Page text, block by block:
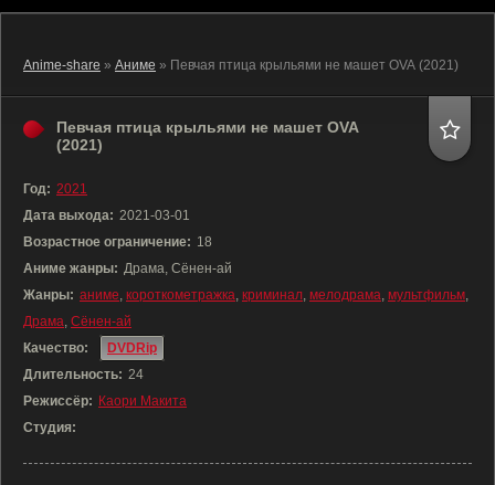
Anime-share » Аниме » Певчая птица крыльями не машет OVA (2021)
Певчая птица крыльями не машет OVA
(2021)
Год: 2021
Дата выхода: 2021-03-01
Возрастное ограничение: 18
Аниме жанры: Драма, Сёнен-ай
Жанры: аниме, короткометражка, криминал, мелодрама, мультфильм,
Драма, Сёнен-ай
Качество:
DVDRip
Длительность: 24
Режиссёр: Каори Макита
Студия: